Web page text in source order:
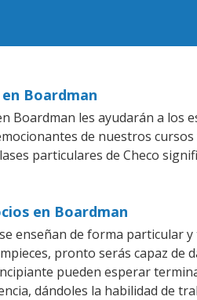
Boardman
Boardman les ayudarán a los
de nuestros
particulares de Checo
en Boardman
enseñan de forma particular
pronto serás capaz
pueden esperar
dándoles la habilidad de